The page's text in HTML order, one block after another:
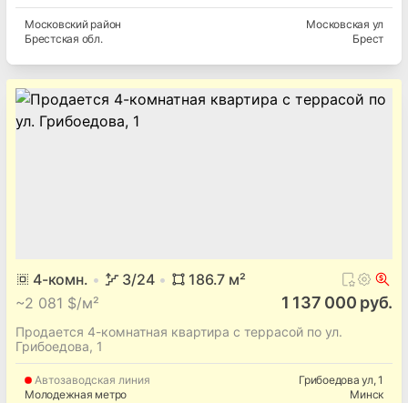
Московскийрайон
Брестская обл.
Московская ул
Брест
4-комн. 3/24 186.7 м²
~2 081 $/м² 1 137 000 руб.
Продается 4-комнатная квартира с террасой по ул.
Грибоедова, 1
Автозаводская линия
Молодежная метро
Грибоедова ул, 1
Минск